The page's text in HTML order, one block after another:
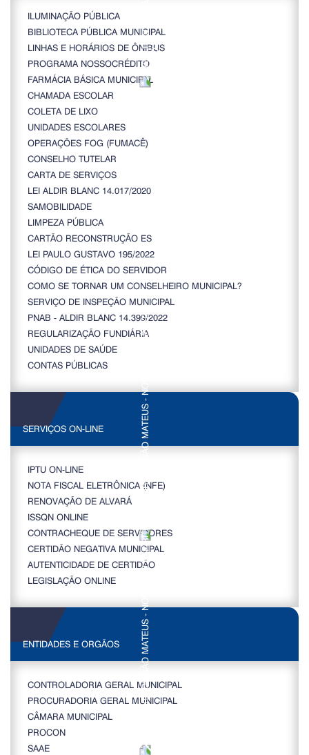
ILUMINAÇÃO PÚBLICA
BIBLIOTECA PÚBLICA MUNICIPAL
LINHAS E HORÁRIOS DE ÔNIBUS
PROGRAMA NOSSOCRÉDITO
FARMÁCIA BÁSICA MUNICIPAL
CHAMADA ESCOLAR
COLETA DE LIXO
UNIDADES ESCOLARES
OPERAÇÕES FOG (FUMACÊ)
CONSELHO TUTELAR
CARTA DE SERVIÇOS
LEI ALDIR BLANC 14.017/2020
SAMOBILIDADE
LIMPEZA PÚBLICA
CARTÃO RECONSTRUÇÃO ES
LEI PAULO GUSTAVO 195/2022
CÓDIGO DE ÉTICA DO SERVIDOR
COMO SE TORNAR UM CONSELHEIRO MUNICIPAL?
SERVIÇO DE INSPEÇÃO MUNICIPAL
PNAB - ALDIR BLANC 14.399/2022
REGULARIZAÇÃO FUNDIÁRIA
UNIDADES DE SAÚDE
CONTAS PÚBLICAS
SERVIÇOS ON-LINE
IPTU ON-LINE
NOTA FISCAL ELETRÔNICA (NFE)
RENOVAÇÃO DE ALVARÁ
ISSQN ONLINE
CONTRACHEQUE DE SERVIDORES
CERTIDÃO NEGATIVA MUNICIPAL
AUTENTICIDADE DE CERTIDÃO
LEGISLAÇÃO ONLINE
ENTIDADES E ORGÃOS
CONTROLADORIA GERAL MUNICIPAL
PROCURADORIA GERAL MUNICIPAL
CÂMARA MUNICIPAL
PROCON
SAAE